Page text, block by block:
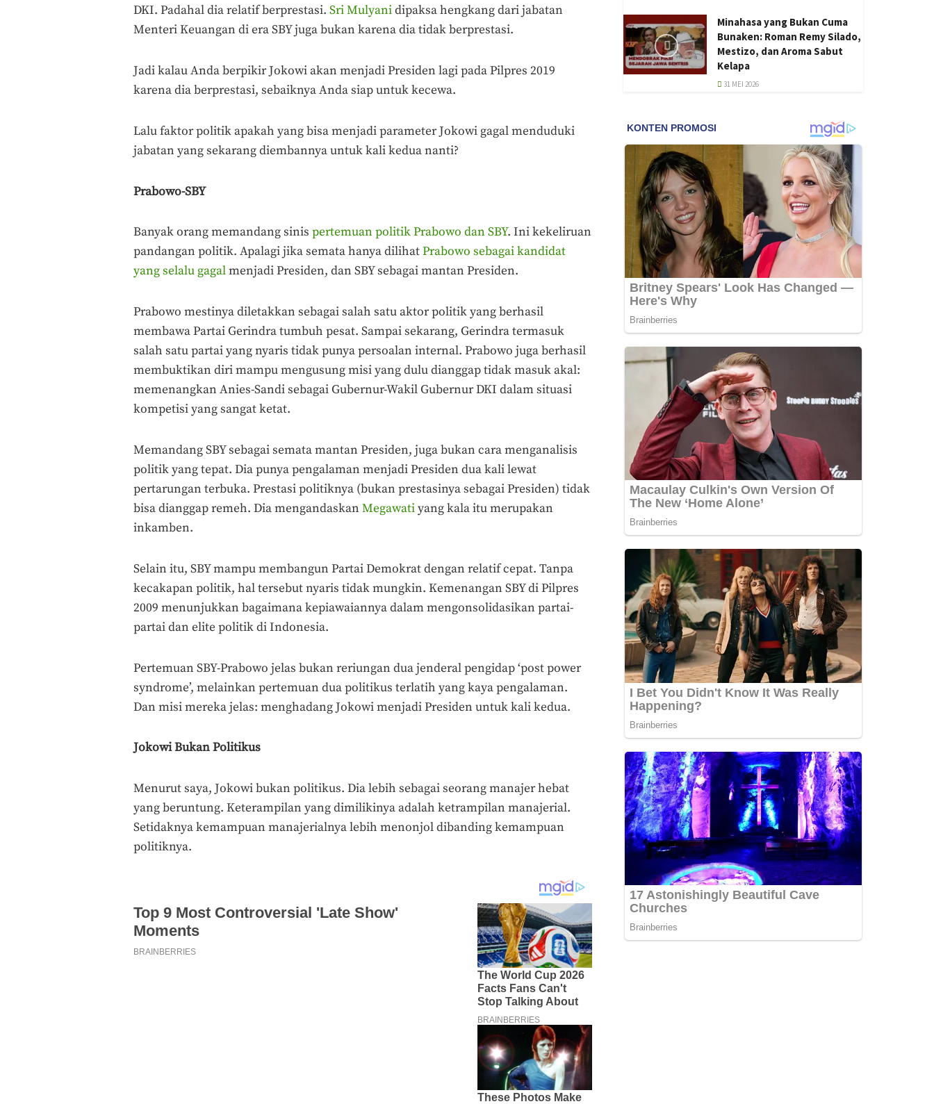
DKI. Padahal dia relatif berprestasi. Sri Mulyanidipaksa hengkang dari jabatan
Menteri Keuangan di era SBY juga bukan karena dia tidak berprestasi.
Jadi kalau Anda berpikir Jokowi akan menjadi Presiden lagi pada Pilpres 2019
karena dia berprestasi, sebaiknya Anda siap untuk kecewa.
Lalu faktor politik apakah yang bisa menjadi parameter Jokowi gagal menduduki
jabatan yang sekarang diembannya untuk kali kedua nanti?
Prabowo-SBY
Banyak orang memandang sinis pertemuan politik Prabowo dan SBY. Ini kekeliruan
pandangan politik. Apalagi jika semata hanya dilihatPrabowo sebagai kandidat
yang selalu gagalmenjadi Presiden, dan SBY sebagai mantan Presiden.
Prabowo mestinya diletakkan sebagai salah satu aktor politik yang berhasil
membawa Partai Gerindra tumbuh pesat. Sampai sekarang, Gerindra termasuk
salah satu partai yang nyaris tidak punya persoalan internal. Prabowo juga berhasil
membuktikan diri mampu mengusung misi yang dulu dianggap tidak masuk akal:
memenangkan Anies-Sandi sebagai Gubernur-Wakil Gubernur DKI dalam situasi
kompetisi yang sangat ketat.
Memandang SBY sebagai semata mantan Presiden, juga bukan cara menganalisis
politik yang tepat. Dia punya pengalaman menjadi Presiden dua kali lewat
pertarungan terbuka. Prestasi politiknya (bukan prestasinya sebagai Presiden) tidak
bisa dianggap remeh. Dia mengandaskan Megawatiyang kala itu merupakan
inkamben.
Selain itu, SBY mampu membangun Partai Demokrat dengan relatif cepat. Tanpa
kecakapan politik, hal tersebut nyaris tidak mungkin. Kemenangan SBY di Pilpres
2009 menunjukkan bagaimana kepiawaiannya dalam mengonsolidasikan partai-
partai dan elite politik di Indonesia.
Pertemuan SBY-Prabowo jelas bukan reriungan dua jenderal pengidap ‘post power
syndrome’, melainkan pertemuan dua politikus terlatih yang kaya pengalaman.
Dan misi mereka jelas: menghadang Jokowi menjadi Presiden untuk kali kedua.
Jokowi Bukan Politikus
Menurut saya, Jokowi bukan politikus. Dia lebih sebagai seorang manajer hebat
yang beruntung. Keterampilan yang dimilikinya adalah ketrampilan manajerial.
Setidaknya kemampuan manajerialnya lebih menonjol dibanding kemampuan
politiknya.
Minahasa yang Bukan Cuma
Bunaken: Roman Remy Silado,
Mestizo, dan Aroma Sabut
Kelapa
31 MEI 2026